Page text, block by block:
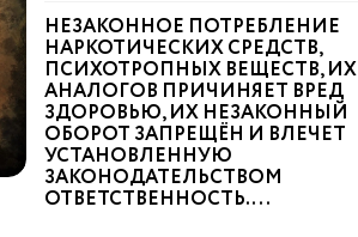
НЕЗАКОННОЕ ПОТРЕБЛЕНИЕ
НАРКОТИЧЕСКИХ СРЕДСТВ,
ПСИХОТРОПНЫХ ВЕЩЕСТВ, ИХ
АНАЛОГОВ ПРИЧИНЯЕТ ВРЕД
ЗДОРОВЬЮ, ИХ НЕЗАКОННЫЙ
ОБОРОТ ЗАПРЕЩЁН И ВЛЕЧЕТ
УСТАНОВЛЕННУЮ
ЗАКОНОДАТЕЛЬСТВОМ
ОТВЕТСТВЕННОСТЬ. ...